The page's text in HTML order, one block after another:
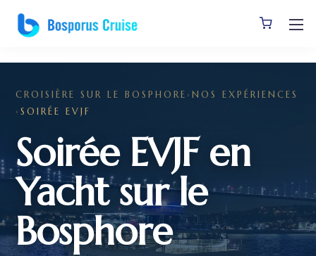
CROISIÈRE SUR LE BOSPHORE › NOS EXPÉRIENCES
› SOIRÉE EVJF
Soirée EVJF en
Yacht sur le
Bosphore